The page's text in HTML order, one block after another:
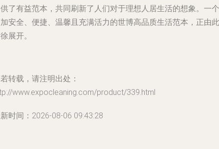
了有益范本，共同刷新了人们对于理想人居生活的想象。一个
安全、便捷、温馨且充满活力的世博高品质生活范本，正由此
展开。
转载，请注明出处：
www.expocleaning.com/product/339.html
时间：2026-08-06 09:43:28